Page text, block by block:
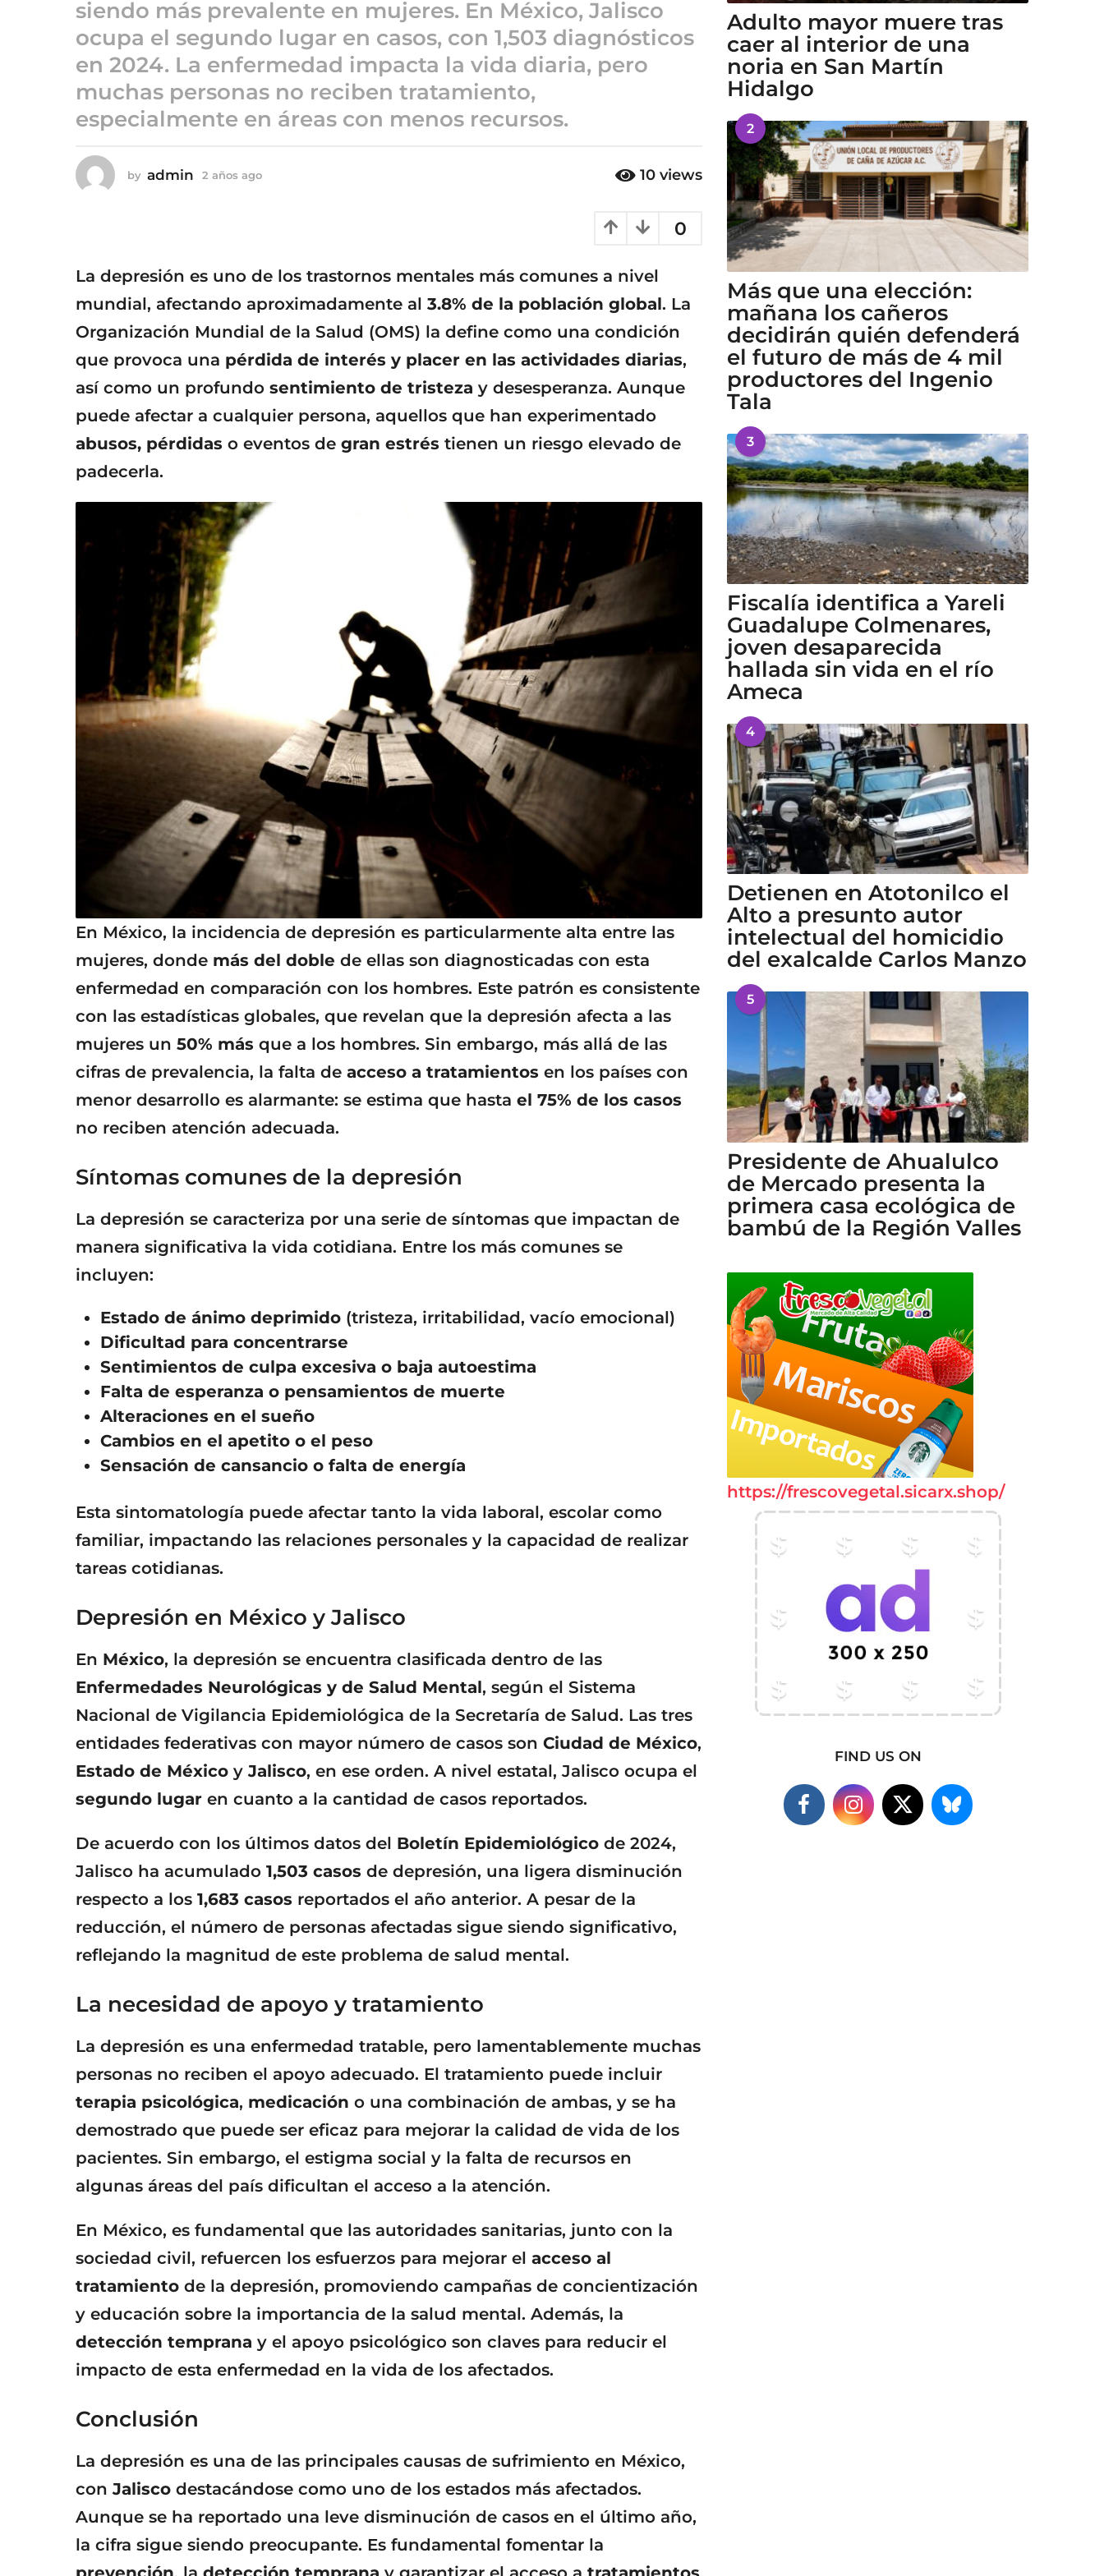
a
o
s
g
o
siendo más prevalente en mujeres. En México, Jalisco
ocupa el segundo lugar en casos, con 1,503 diagnósticos
en 2024. La enfermedad impacta la vida diaria, pero
muchas personas no reciben tratamiento,
especialmente en áreas con menos recursos.
by admin 2 años ago
o
10 views
0
La depresión es uno de los trastornos mentales más comunes a nivel
mundial, afectando aproximadamente al 3.8% de la población global. La
Organización Mundial de la Salud (OMS) la define como una condición
que provoca una pérdida de interés y placer en las actividades diarias,
así como un profundo sentimiento de tristeza y desesperanza. Aunque
puede afectar a cualquier persona, aquellos que han experimentado
abusos, pérdidas o eventos de gran estrés tienen un riesgo elevado de
padecerla.
En México, la incidencia de depresión es particularmente alta entre las
mujeres, donde más del doble de ellas son diagnosticadas con esta
enfermedad en comparación con los hombres. Este patrón es consistente
con las estadísticas globales, que revelan que la depresión afecta a las
mujeres un 50% más que a los hombres. Sin embargo, más allá de las
cifras de prevalencia, la falta de acceso a tratamientos en los países con
menor desarrollo es alarmante: se estima que hasta el 75% de los casos
no reciben atención adecuada.
Síntomas comunes de la depresión
La depresión se caracteriza por una serie de síntomas que impactan de
manera significativa la vida cotidiana. Entre los más comunes se
incluyen:
Estado de ánimo deprimido (tristeza, irritabilidad, vacío emocional)
Dificultad para concentrarse
Sentimientos de culpa excesiva o baja autoestima
Falta de esperanza o pensamientos de muerte
Alteraciones en el sueño
Cambios en el apetito o el peso
Sensación de cansancio o falta de energía
Esta sintomatología puede afectar tanto la vida laboral, escolar como
familiar, impactando las relaciones personales y la capacidad de realizar
tareas cotidianas.
Depresión en México y Jalisco
En México, la depresión se encuentra clasificada dentro de las
Enfermedades Neurológicas y de Salud Mental, según el Sistema
Nacional de Vigilancia Epidemiológica de la Secretaría de Salud. Las tres
entidades federativas con mayor número de casos son Ciudad de México,
Estado de México y Jalisco, en ese orden. A nivel estatal, Jalisco ocupa el
segundo lugar en cuanto a la cantidad de casos reportados.
De acuerdo con los últimos datos del Boletín Epidemiológico de 2024,
Jalisco ha acumulado 1,503 casos de depresión, una ligera disminución
respecto a los 1,683 casos reportados el año anterior. A pesar de la
reducción, el número de personas afectadas sigue siendo significativo,
reflejando la magnitud de este problema de salud mental.
La necesidad de apoyo y tratamiento
La depresión es una enfermedad tratable, pero lamentablemente muchas
personas no reciben el apoyo adecuado. El tratamiento puede incluir
terapia psicológica, medicación o una combinación de ambas, y se ha
demostrado que puede ser eficaz para mejorar la calidad de vida de los
pacientes. Sin embargo, el estigma social y la falta de recursos en
algunas áreas del país dificultan el acceso a la atención.
En México, es fundamental que las autoridades sanitarias, junto con la
sociedad civil, refuercen los esfuerzos para mejorar el acceso al
tratamiento de la depresión, promoviendo campañas de concientización
y educación sobre la importancia de la salud mental. Además, la
detección temprana y el apoyo psicológico son claves para reducir el
impacto de esta enfermedad en la vida de los afectados.
Conclusión
La depresión es una de las principales causas de sufrimiento en México,
con Jalisco destacándose como uno de los estados más afectados.
Aunque se ha reportado una leve disminución de casos en el último año,
la cifra sigue siendo preocupante. Es fundamental fomentar la
Adulto mayor muere tras
caer al interior de una
noria en San Martín
Hidalgo
2
Más que una elección:
mañana los cañeros
decidirán quién defenderá
el futuro de más de 4 mil
productores del Ingenio
Tala
3
Fiscalía identifica a Yareli
Guadalupe Colmenares,
joven desaparecida
hallada sin vida en el río
Ameca
4
Detienen en Atotonilco el
Alto a presunto autor
intelectual del homicidio
del exalcalde Carlos Manzo
5
Presidente de Ahualulco
de Mercado presenta la
primera casa ecológica de
bambú de la Región Valles
https://frescovegetal.sicarx.shop/
FIND US ON